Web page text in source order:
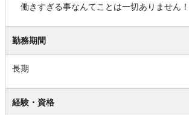
働きすぎる事なんてことは一切ありません！
勤務期間
長期
経験・資格